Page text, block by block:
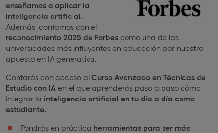
enseñamos a aplicar la
inteligencia artificial.
Además, contamos con el
reconocimiento 2025 de Forbes como una de las
universidades más influyentes en educación por nuestra
apuesta en IA generativa.
Contarás con acceso al Curso Avanzado en Técnicas de
Estudio con IA en el que aprenderás paso a paso cómo
integrar la inteligencia artificial en tu día a día como
estudiante.
Pondrás en práctica herramientas para ser más